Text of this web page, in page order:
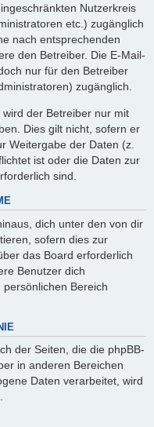
Nutzerkreis
etc.) zugänglich
nach entsprechenden
den Betreiber. Die E-Mail-
nur für den Betreiber
zugänglich.
der Betreiber nur mit
Dies gilt nicht, sofern er
Weitergabe der Daten (z.
ist oder die Daten zur
sind.
dich unter den von dir
sofern dies zur
das Board erforderlich
Benutzer dich
Bereich
der Seiten, die die phpBB-
in anderen Bereichen
Daten verarbeitet, wird